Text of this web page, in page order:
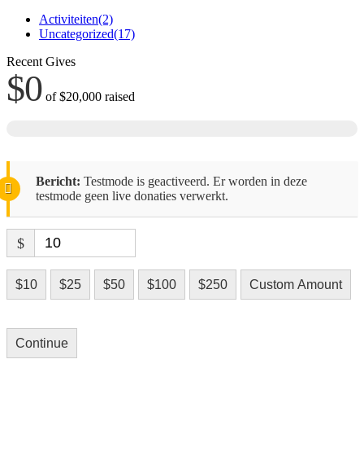
Activiteiten(2)
Uncategorized(17)
Recent Gives
$0 of$20,000 raised
Bericht: Testmode is geactiveerd. Er worden in deze
testmode geen live donaties verwerkt.
$
$10 $25 $50 $100 $250 Custom Amount
Continue